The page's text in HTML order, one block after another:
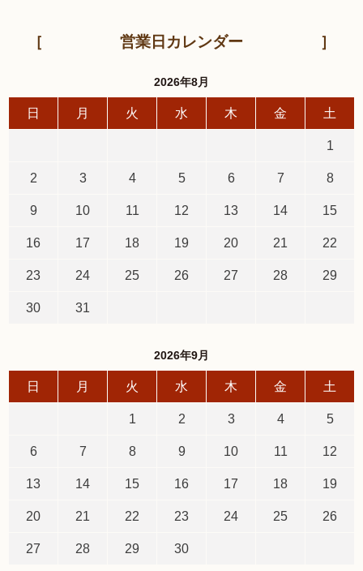
営業日カレンダー
2026年8月
日 月 火 水 木 金 土
1
2 3 4 5 6 7 8
9 10 11 12 13 14 15
16 17 18 19 20 21 22
23 24 25 26 27 28 29
30 31
2026年9月
日 月 火 水 木 金 土
1 2 3 4 5
6 7 8 9 10 11 12
13 14 15 16 17 18 19
20 21 22 23 24 25 26
27 28 29 30